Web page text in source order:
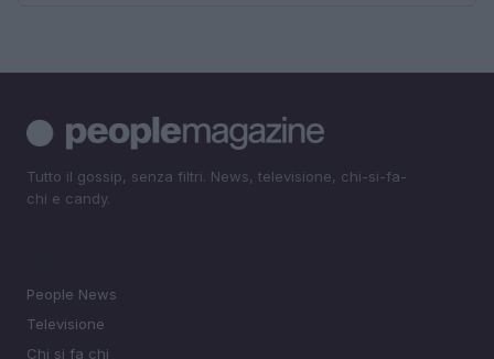
Tutto il gossip, senza filtri. News, televisione, chi-si-fa-
chi e candy.
People News
Televisione
Chi si fa chi